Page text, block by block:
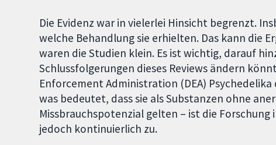
Die Evidenz war in vielerlei Hinsicht begrenzt.
welche Behandlung sie erhielten. Das kann die
waren die Studien klein. Es ist wichtig, darauf
Schlussfolgerungen dieses Reviews ändern
Enforcement Administration (DEA)
was bedeutet, dass sie als Substanzen ohne
Missbrauchspotenzial gelten – ist die
jedoch kontinuierlich zu.